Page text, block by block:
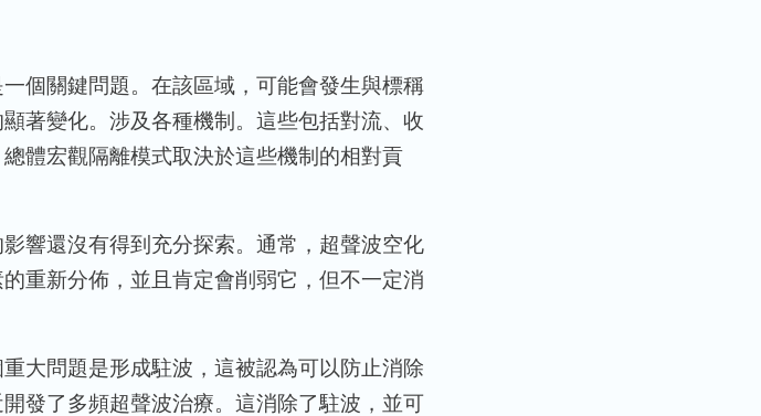
個關鍵問題。在該區域，可能會發生與標稱
著變化。涉及各種機制。這些包括對流、收
體宏觀隔離模式取決於這些機制的相對貢
響還沒有得到充分探索。通常，超聲波空化
重新分佈，並且肯定會削弱它，但不一定消
大問題是形成駐波，這被認為可以防止消除
發了多頻超聲波治療。這消除了駐波，並可